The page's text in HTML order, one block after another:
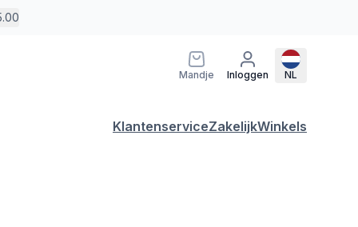
Mandje Inloggen NL
KlantenserviceZakelijkWinkels